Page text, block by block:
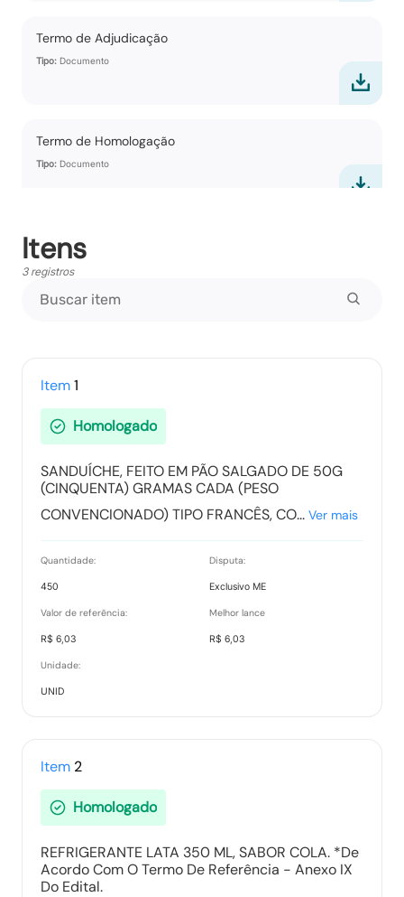
Termo de Adjudicação
Tipo: Documento
Termo de Homologação
Tipo: Documento
Vencedores
Tipo: Documento
Ranking nos Itens
Tipo:Documento
Relatório de Proposta Comercial
Itens
3 registros
Item1
Homologado
SANDUÍCHE, FEITO EM PÃO SALGADO DE 50G
(CINQUENTA) GRAMAS CADA (PESO
CONVENCIONADO) TIPO FRANCÊS, CO... Ver mais
Quantidade:
450
Disputa:
Exclusivo ME
Valor de referência:
R$ 6,03
Melhor lance
R$ 6,03
Unidade:
UNID
Item 2
Homologado
REFRIGERANTE LATA 350 ML, SABOR COLA. *De
Acordo Com O Termo De Referência - Anexo IX
Do Edital.